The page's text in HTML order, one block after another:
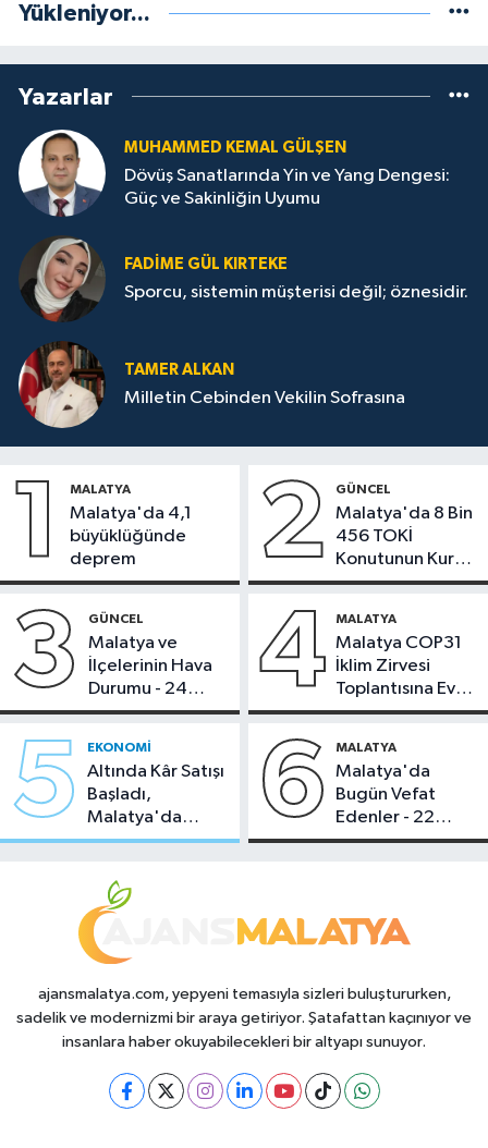
Yükleniyor...
Yazarlar
MUHAMMED KEMAL GÜLŞEN
Dövüş Sanatlarında Yin ve Yang Dengesi:
Güç ve Sakinliğin Uyumu
FADIME GÜL KIRTEKE
Sporcu, sistemin müşterisi değil; öznesidir.
TAMER ALKAN
Milletin Cebinden Vekilin Sofrasına
1 MALATYA
Malatya'da 4,1
büyüklüğünde
deprem
2 GÜNCEL
Malatya'da 8 Bin
456 TOKİ
Konutunun Kurası
Bugün Çekiliyor
3 GÜNCEL
Malatya ve
İlçelerinin Hava
Durumu - 24
Temmuz 2026
4 MALATYA
Malatya COP31
İklim Zirvesi
Toplantısına Ev
Sahipliği Yaptı
5 EKONOMI
Altında Kâr Satışı
Başladı,
Malatya'da
Makas Ne
6 MALATYA
Malatya'da
Bugün Vefat
Edenler - 22
Temmuz 2026
ajansmalatya.com, yepyeni temasıyla sizleri buluştururken,
sadelik ve modernizmi bir araya getiriyor. Şatafattan kaçınıyor ve
insanlara haber okuyabilecekleri bir altyapı sunuyor.